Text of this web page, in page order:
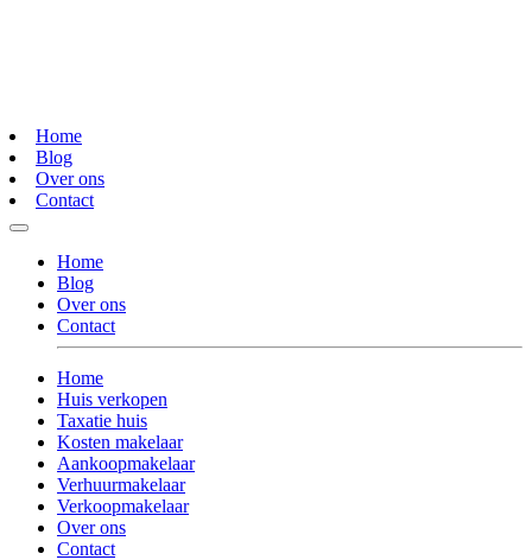
Home
Blog
Over ons
Contact
Home
Blog
Over ons
Contact
Home
Huis verkopen
Taxatie huis
Kosten makelaar
Aankoopmakelaar
Verhuurmakelaar
Verkoopmakelaar
Over ons
Contact